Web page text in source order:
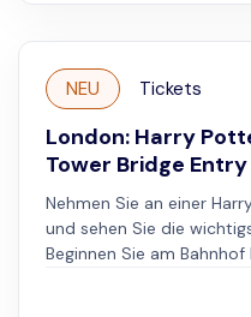
Beefeater-Wachen, die
Raben. Dann geht es weiter zur Tower Bridge. Hier
erwarten Sie interaktive
viktorianische
Glassteg mit Blick auf das
Cathedral und vieles mehr.
NEU Tickets
London: Harry
Tower Bridge Entry
Nehmen Sie an einer
und sehen Sie die
Beginnen Sie am